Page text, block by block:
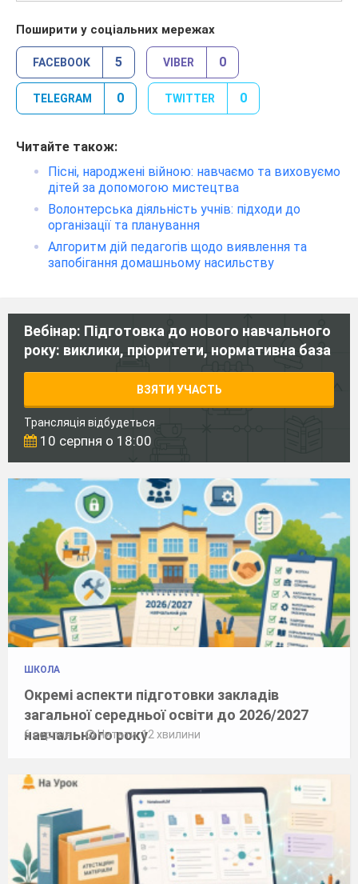
Поширити у соціальних мережах
FACEBOOK 5 VIBER 0
TELEGRAM 0 TWITTER 0
Читайте також:
Пісні, народжені війною: навчаємо та виховуємо
дітей за допомогою мистецтва
Волонтерська діяльність учнів: підходи до
організації та планування
Алгоритм дій педагогів щодо виявлення та
запобігання домашньому насильству
Вебінар: Підготовка до нового навчального
року: виклики, пріоритети, нормативна база
ВЗЯТИ УЧАСТЬ
Трансляція відбудеться
10 серпня о 18:00
ШКОЛА
Окремі аспекти підготовки закладів
загальної середньої освіти до 2026/2027
навчального року
6 серпня Читати: 12 хвилини